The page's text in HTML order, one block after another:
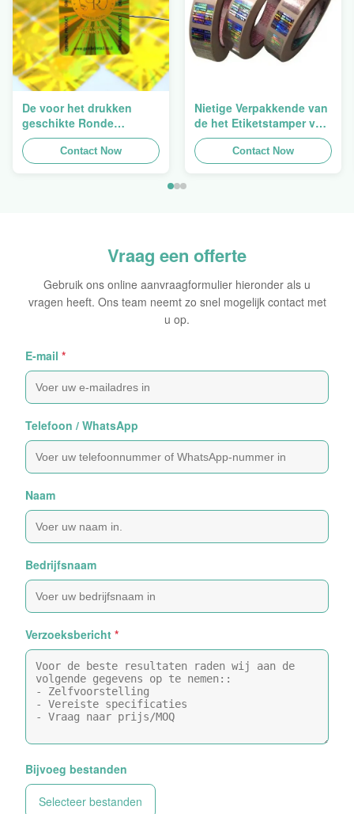
De voor het drukken
geschikte Ronde
Verpakkende
Holografische
Zelfklevende Bladen van
Contact Now
Nietige Verpakkende van
de het Etiketstamper van
de Hologramveiligheid
Duidelijke het
Hologramsticker Logo
Contact Now
Vraag een offerte
Gebruik ons online aanvraagformulier hieronder als u
vragen heeft. Ons team neemt zo snel mogelijk contact met
u op.
E-mail *
Telefoon / WhatsApp
Naam
Bedrijfsnaam
Verzoeksbericht *
Bijvoeg bestanden
Selecteer bestanden